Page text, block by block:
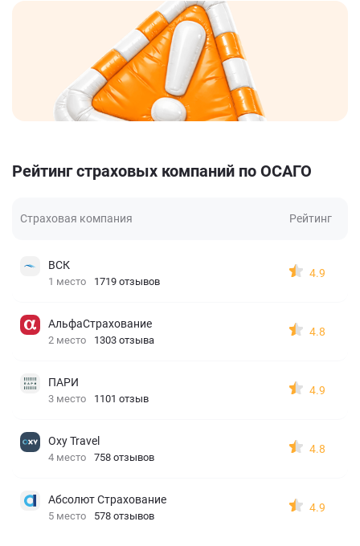
Рейтинг страховых компаний по ОСАГО
Страховая компания Рейтинг
ВСК
1 место 1719 отзывов
4.9
АльфаСтрахование
2 место 1303 отзыва
4.8
ПАРИ
3 место 1101 отзыв
4.9
Oxy Travel
4 место 758 отзывов
4.8
Абсолют Страхование
5 место 578 отзывов
4.9